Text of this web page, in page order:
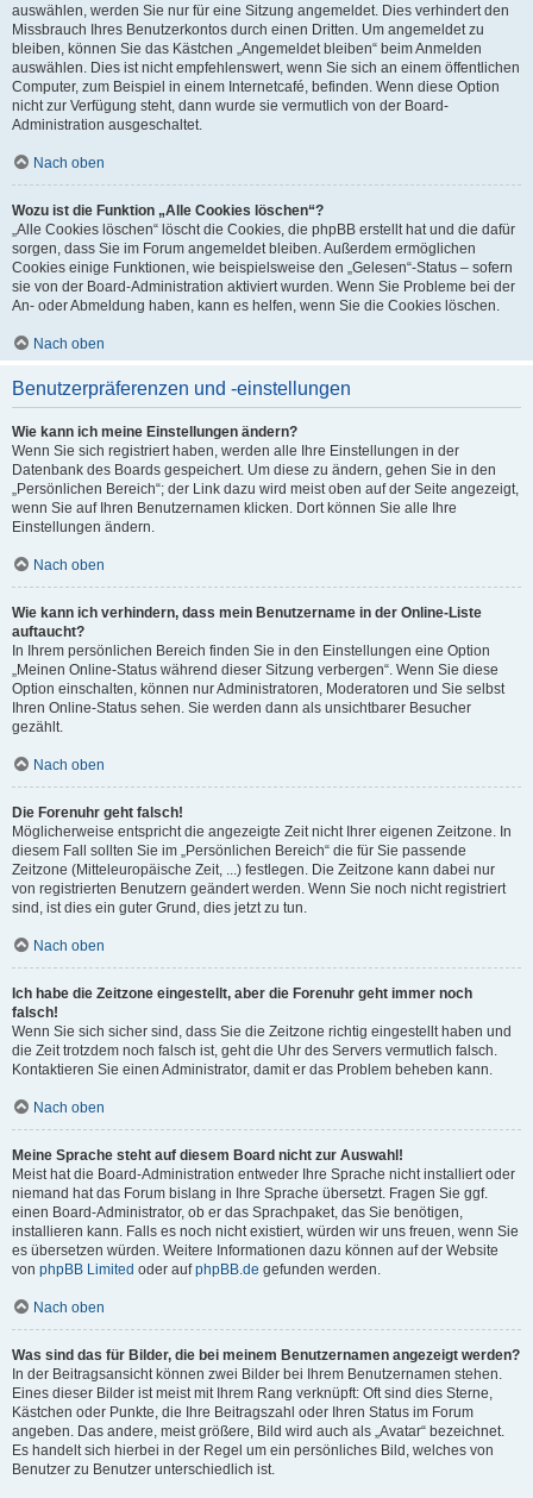
auswählen, werden Sie nur für eine Sitzung angemeldet. Dies verhindert den
Missbrauch Ihres Benutzerkontos durch einen Dritten. Um angemeldet zu
bleiben, können Sie das Kästchen „Angemeldet bleiben“ beim Anmelden
auswählen. Dies ist nicht empfehlenswert, wenn Sie sich an einem öffentlichen
Computer, zum Beispiel in einem Internetcafé, befinden. Wenn diese Option
nicht zur Verfügung steht, dann wurde sie vermutlich von der Board-
Administration ausgeschaltet.
Nach oben
Wozu ist die Funktion „Alle Cookies löschen“?
„Alle Cookies löschen“ löscht die Cookies, die phpBB erstellt hat und die dafür
sorgen, dass Sie im Forum angemeldet bleiben. Außerdem ermöglichen
Cookies einige Funktionen, wie beispielsweise den „Gelesen“-Status – sofern
sie von der Board-Administration aktiviert wurden. Wenn Sie Probleme bei der
An- oder Abmeldung haben, kann es helfen, wenn Sie die Cookies löschen.
Nach oben
Benutzerpräferenzen und -einstellungen
Wie kann ich meine Einstellungen ändern?
Wenn Sie sich registriert haben, werden alle Ihre Einstellungen in der
Datenbank des Boards gespeichert. Um diese zu ändern, gehen Sie in den
„Persönlichen Bereich“; der Link dazu wird meist oben auf der Seite angezeigt,
wenn Sie auf Ihren Benutzernamen klicken. Dort können Sie alle Ihre
Einstellungen ändern.
Nach oben
Wie kann ich verhindern, dass mein Benutzername in der Online-Liste
auftaucht?
In Ihrem persönlichen Bereich finden Sie in den Einstellungen eine Option
„Meinen Online-Status während dieser Sitzung verbergen“. Wenn Sie diese
Option einschalten, können nur Administratoren, Moderatoren und Sie selbst
Ihren Online-Status sehen. Sie werden dann als unsichtbarer Besucher
gezählt.
Nach oben
Die Forenuhr geht falsch!
Möglicherweise entspricht die angezeigte Zeit nicht Ihrer eigenen Zeitzone. In
diesem Fall sollten Sie im „Persönlichen Bereich“ die für Sie passende
Zeitzone (Mitteleuropäische Zeit, ...) festlegen. Die Zeitzone kann dabei nur
von registrierten Benutzern geändert werden. Wenn Sie noch nicht registriert
sind, ist dies ein guter Grund, dies jetzt zu tun.
Nach oben
Ich habe die Zeitzone eingestellt, aber die Forenuhr geht immer noch
falsch!
Wenn Sie sich sicher sind, dass Sie die Zeitzone richtig eingestellt haben und
die Zeit trotzdem noch falsch ist, geht die Uhr des Servers vermutlich falsch.
Kontaktieren Sie einen Administrator, damit er das Problem beheben kann.
Nach oben
Meine Sprache steht auf diesem Board nicht zur Auswahl!
Meist hat die Board-Administration entweder Ihre Sprache nicht installiert oder
niemand hat das Forum bislang in Ihre Sprache übersetzt. Fragen Sie ggf.
einen Board-Administrator, ob er das Sprachpaket, das Sie benötigen,
installieren kann. Falls es noch nicht existiert, würden wir uns freuen, wenn Sie
es übersetzen würden. Weitere Informationen dazu können auf der Website
von phpBB Limited oder aufphpBB.de gefunden werden.
Nach oben
Was sind das für Bilder, die bei meinem Benutzernamen angezeigt werden?
In der Beitragsansicht können zwei Bilder bei Ihrem Benutzernamen stehen.
Eines dieser Bilder ist meist mit Ihrem Rang verknüpft: Oft sind dies Sterne,
Kästchen oder Punkte, die Ihre Beitragszahl oder Ihren Status im Forum
angeben. Das andere, meist größere, Bild wird auch als „Avatar“ bezeichnet.
Es handelt sich hierbei in der Regel um ein persönliches Bild, welches von
Benutzer zu Benutzer unterschiedlich ist.